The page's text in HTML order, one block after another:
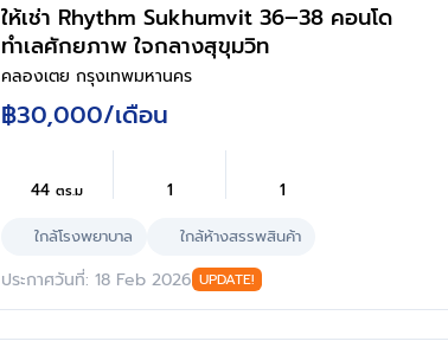
ให้เช่า Rhythm Sukhumvit 36–38 คอนโด
ทำเลศักยภาพ ใจกลางสุขุมวิท
คลองเตย กรุงเทพมหานคร
฿30,000/เดือน
44ตร.ม 1 1
ใกล้โรงพยาบาล ใกล้ห้างสรรพสินค้า
ประกาศวันที่: 18 Feb 2026 UPDATE!